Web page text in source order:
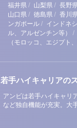
福井県 / 山梨県 / 長野
山口県 / 徳島県 / 香川
ンガポール / インドネ
ル、アルゼンチン等）
/
（モロッコ、エジプト
若手ハイキャリアの
アンビは若手ハイキャリ
など独自機能が充実。大